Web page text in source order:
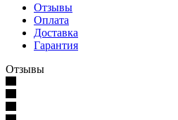
Отзывы
Оплата
Доставка
Гарантия
Отзывы